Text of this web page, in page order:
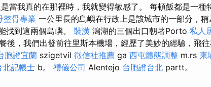
當我真的在那裡時，我就變得敏感了。 每頓飯都是一種
整骨專業 一公里長的島嶼在行政上是該城市的一部分，
找到這兩個島嶼。 裝潢 潟湖的三個出口朝著Porto 私人
後，我們出發前往里斯本機場，經歷了美妙的經驗，飛往
胞證宜蘭 szigetvil 徵信社推薦 ga 西屯體態調整 m.rs 柬
北記帳士 b。 禮儀公司 Alentejo 台胞證台北 partt。